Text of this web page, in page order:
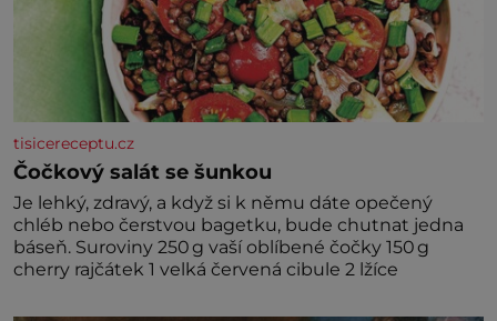
tisicereceptu.cz
Čočkový salát se šunkou
Je lehký, zdravý, a když si k němu dáte opečený
chléb nebo čerstvou bagetku, bude chutnat jedna
báseň. Suroviny 250 g vaší oblíbené čočky 150 g
cherry rajčátek 1 velká červená cibule 2 lžíce